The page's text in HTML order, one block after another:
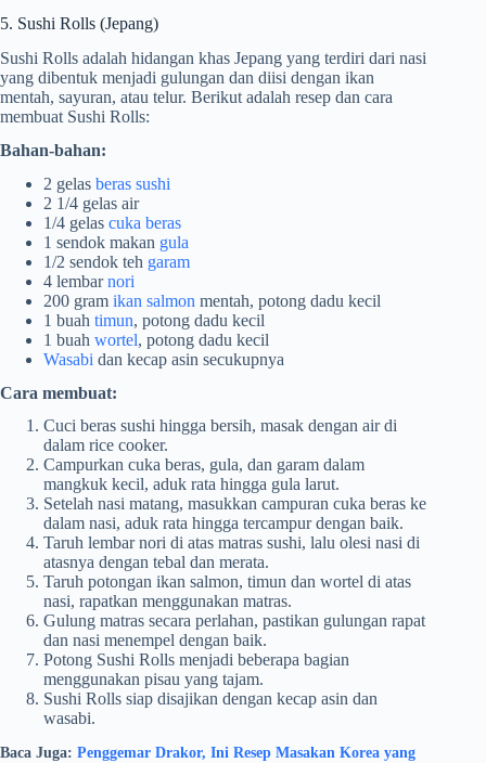
5. Sushi Rolls (Jepang)
Sushi Rolls adalah hidangan khas Jepang yang terdiri dari nasi
yang dibentuk menjadi gulungan dan diisi dengan ikan
mentah, sayuran, atau telur. Berikut adalah resep dan cara
membuat Sushi Rolls:
Bahan-bahan:
2 gelas beras sushi
2 1/4 gelas air
1/4 gelas cuka beras
1 sendok makan gula
1/2 sendok teh garam
4 lembarnori
200 gram ikan salmon mentah, potong dadu kecil
1 buah timun, potong dadu kecil
1 buah wortel, potong dadu kecil
Wasabi dan kecap asin secukupnya
Cara membuat:
Cuci beras sushi hingga bersih, masak dengan air di
dalam rice cooker.
Campurkan cuka beras, gula, dan garam dalam
mangkuk kecil, aduk rata hingga gula larut.
Setelah nasi matang, masukkan campuran cuka beras ke
dalam nasi, aduk rata hingga tercampur dengan baik.
Taruh lembar nori di atas matras sushi, lalu olesi nasi di
atasnya dengan tebal dan merata.
Taruh potongan ikan salmon, timun dan wortel di atas
nasi, rapatkan menggunakan matras.
Gulung matras secara perlahan, pastikan gulungan rapat
dan nasi menempel dengan baik.
Potong Sushi Rolls menjadi beberapa bagian
menggunakan pisau yang tajam.
Sushi Rolls siap disajikan dengan kecap asin dan
wasabi.
Baca Juga: Penggemar Drakor, Ini Resep Masakan Korea yang